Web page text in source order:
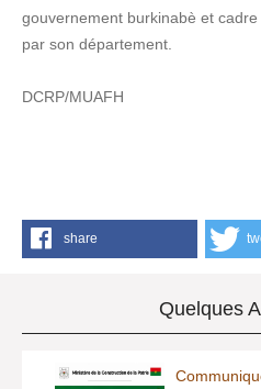
gouvernement burkinabè et
par son département.
DCRP/MUAFH
share
Quelques